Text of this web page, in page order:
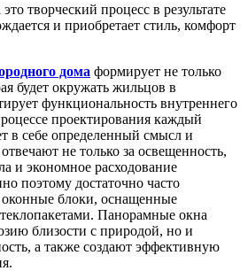
творческий процесс в результате
и приобретает стиль, комфорт
дома формирует не только
будет окружать жильцов в
функциональность внутреннего
проектирования каждый
в себе определенный смысл и
не только за освещенность,
и экономное расходование
поэтому достаточно часто
блоки, оснащенные
Панорамные окна
близости с природой, но и
а также создают эффективную